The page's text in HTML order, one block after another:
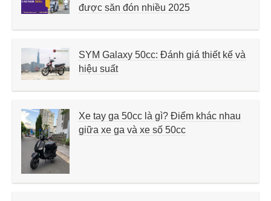
được săn đón nhiều 2025
SYM Galaxy 50cc: Đánh giá thiết kế và
hiệu suất
Xe tay ga 50cc là gì? Điểm khác nhau
giữa xe ga và xe số 50cc